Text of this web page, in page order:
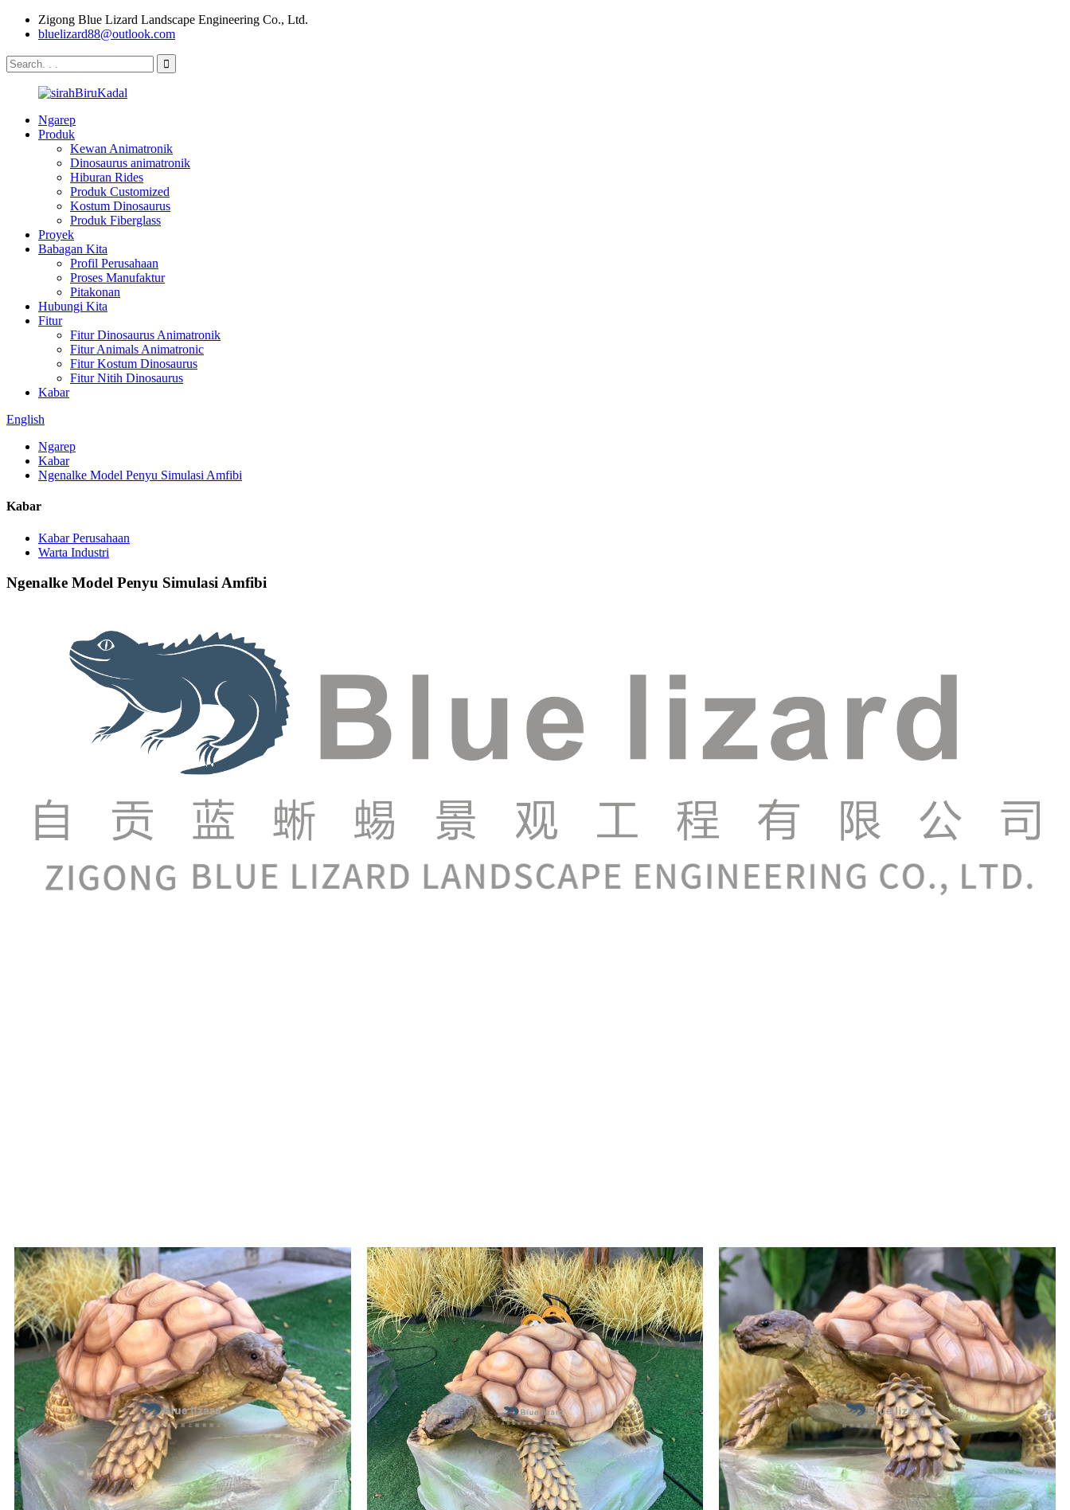
Zigong Blue Lizard Landscape Engineering Co., Ltd.
bluelizard88@outlook.com
Ngarep
Produk
Kewan Animatronik
Dinosaurus animatronik
Hiburan Rides
Produk Customized
Kostum Dinosaurus
Produk Fiberglass
Proyek
Babagan Kita
Profil Perusahaan
Proses Manufaktur
Pitakonan
Hubungi Kita
Fitur
Fitur Dinosaurus Animatronik
Fitur Animals Animatronic
Fitur Kostum Dinosaurus
Fitur Nitih Dinosaurus
Kabar
English
Ngarep
Kabar
Ngenalke Model Penyu Simulasi Amfibi
Kabar
Kabar Perusahaan
Warta Industri
Ngenalke Model Penyu Simulasi Amfibi